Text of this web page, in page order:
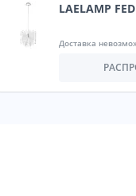
LAELAMP
Доставка